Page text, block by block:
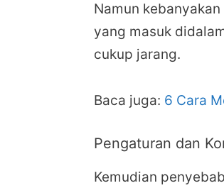
Namun
yang masuk
cukup jarang.
Baca juga: 6 Cara
Pengaturan dan
Kemudian